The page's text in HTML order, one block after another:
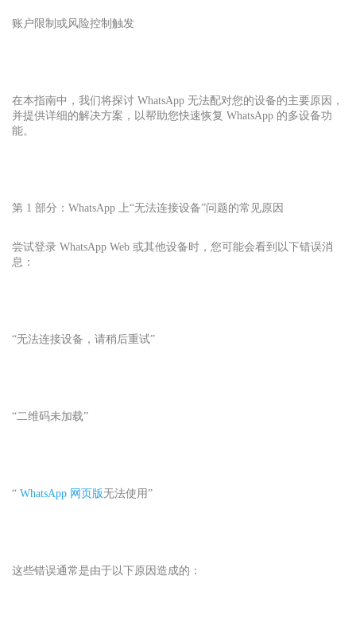
账户限制或风险控制触发
在本指南中，我们将探讨 WhatsApp 无法配对您的设备的主要原因，
并提供详细的解决方案，以帮助您快速恢复 WhatsApp 的多设备功
能。
第 1 部分：WhatsApp 上“无法连接设备”问题的常见原因
尝试登录 WhatsApp Web 或其他设备时，您可能会看到以下错误消
息：
“无法连接设备，请稍后重试”
“二维码未加载”
“ WhatsApp 网页版无法使用”
这些错误通常是由于以下原因造成的：